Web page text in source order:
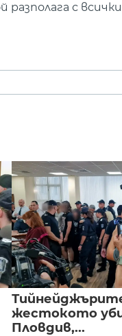
с
жестокото
Пловдив,...